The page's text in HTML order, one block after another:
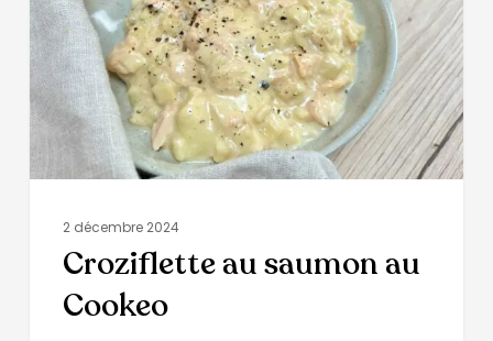
2 décembre 2024
Croziflette au saumon au
Cookeo